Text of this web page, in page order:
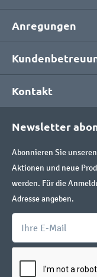
Anregungen
Kontakt
Newsletter
Abonnieren Sie
Aktionen und neue
werden. Für die
Adresse angeben.